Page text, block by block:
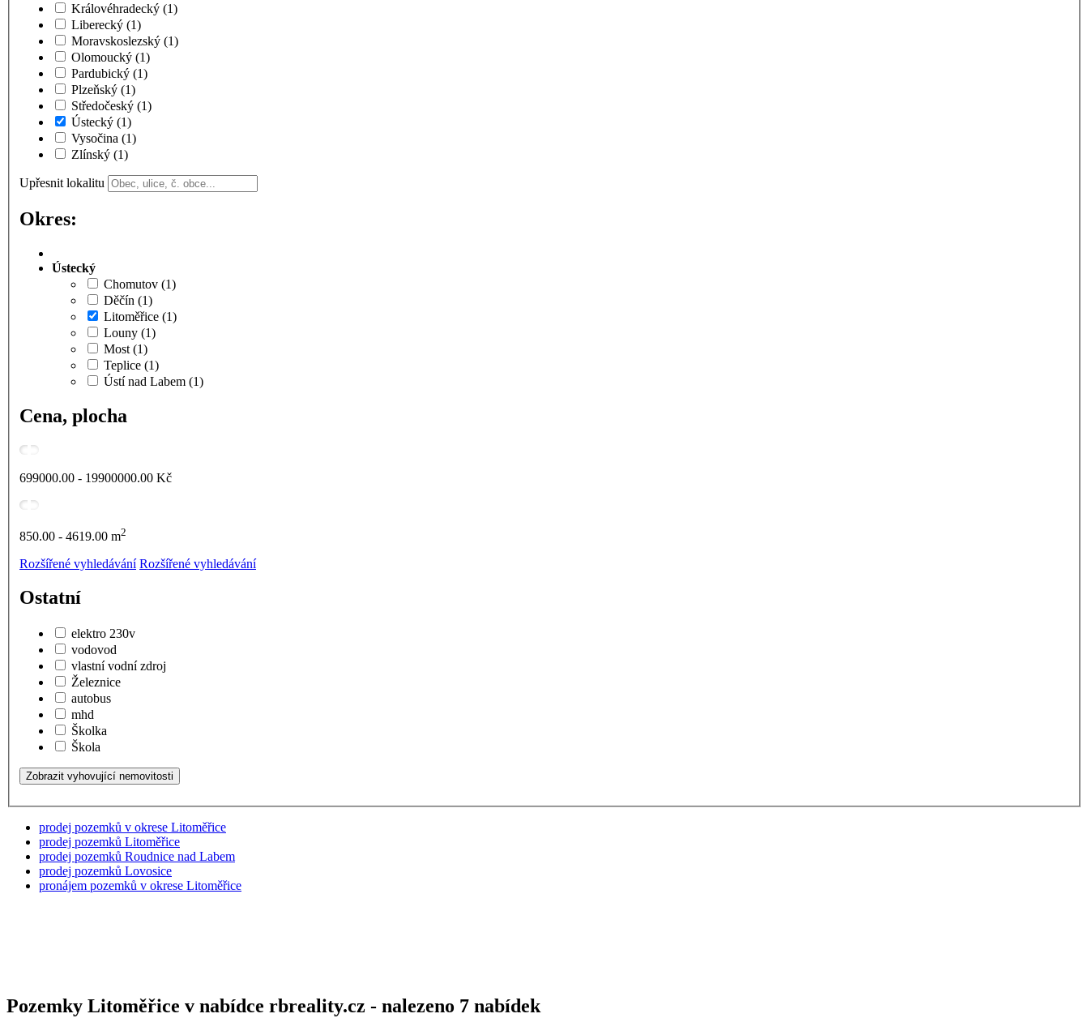
Královéhradecký (1)
Liberecký (1)
Moravskoslezský (1)
Olomoucký (1)
Pardubický (1)
Plzeňský (1)
Středočeský (1)
Ústecký (1)
Vysočina (1)
Zlínský (1)
Upřesnit lokalitu
Okres:
Ústecký
Chomutov (1)
Děčín (1)
Litoměřice (1)
Louny (1)
Most (1)
Teplice (1)
Ústí nad Labem (1)
Cena, plocha
699000.00 - 19900000.00 Kč
850.00 - 4619.00 m2
Rozšířené vyhledávání Rozšířené vyhledávání
Ostatní
elektro 230v
vodovod
vlastní vodní zdroj
Železnice
autobus
mhd
Školka
Škola
prodej pozemků v okrese Litoměřice
prodej pozemků Litoměřice
prodej pozemků Roudnice nad Labem
prodej pozemků Lovosice
pronájem pozemků v okrese Litoměřice
Pozemky Litoměřice v nabídce rbreality.cz - nalezeno 7 nabídek